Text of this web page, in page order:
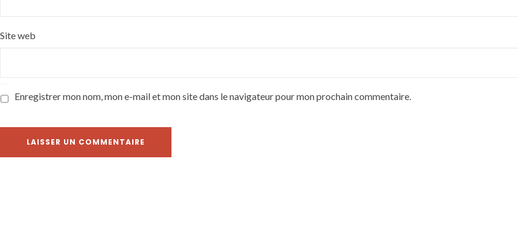
Site web
Enregistrer mon nom, mon e-mail et mon site dans le navigateur pour mon prochain commentaire.